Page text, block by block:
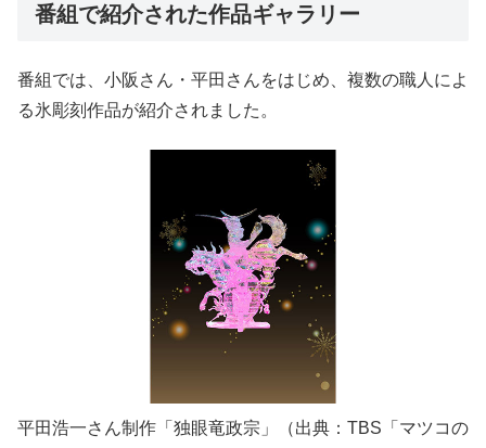
番組で紹介された作品ギャラリー
番組では、小阪さん・平田さんをはじめ、複数の職人によ
る氷彫刻作品が紹介されました。
平田浩一さん制作「独眼竜政宗」（出典：TBS「マツコの